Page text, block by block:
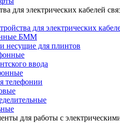
для электрических кабелей
для электрических
БММ
несущие для плинтов
ввода
телефонии
для работы с